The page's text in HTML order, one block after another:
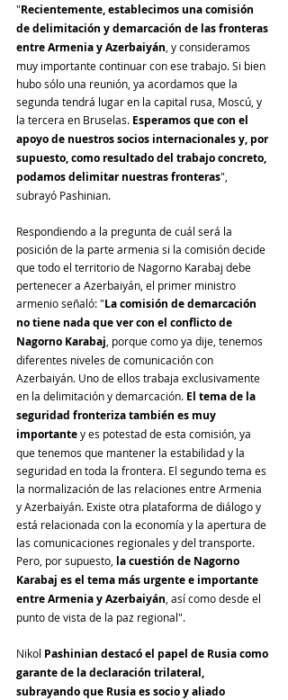
"Recientemente, establecimos una comisión
de delimitación y demarcación de las fronteras
entre Armenia y Azerbaiyán , y consideramos
muy importante continuar con ese trabajo. Si bien
hubo sólo una reunión, ya acordamos que la
segunda tendrá lugar en la capital rusa, Moscú, y
la tercera en Bruselas. Esperamos que con el
apoyo de nuestros socios internacionales y, por
supuesto, como resultado del trabajo concreto,
podamos delimitar nuestras fronteras",
subrayó Pashinian.
Respondiendo a la pregunta de cuál será la
posición de la parte armenia si la comisión decide
que todo el territorio de Nagorno Karabaj debe
pertenecer a Azerbaiyán, el primer ministro
armenio señaló: "La comisión de demarcación
no tiene nada que ver con el conflicto de
Nagorno Karabaj , porque como ya dije, tenemos
diferentes niveles de comunicación con
Azerbaiyán. Uno de ellos trabaja exclusivamente
en la delimitación y demarcación. El tema de la
seguridad fronteriza también es muy
importante y es potestad de esta comisión, ya
que tenemos que mantener la estabilidad y la
seguridad en toda la frontera. El segundo tema es
la normalización de las relaciones entre Armenia
y Azerbaiyán. Existe otra plataforma de diálogo y
está relacionada con la economía y la apertura de
las comunicaciones regionales y del transporte.
Pero, por supuesto, la cuestión de Nagorno
Karabaj es el tema más urgente e importante
entre Armenia y Azerbaiyán , así como desde el
punto de vista de la paz regional".
Nikol Pashinian destacó el papel de Rusia como
garante de la declaración trilateral,
subrayando que Rusia es socio y aliado